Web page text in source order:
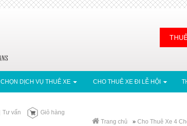
CHỌN DỊCH VỤ THUÊ XE CHO THUÊ XE ĐI LỄ HỘI
Tư vấn
Giỏ hàng
Trang chủ
» Cho Thuê Xe 4